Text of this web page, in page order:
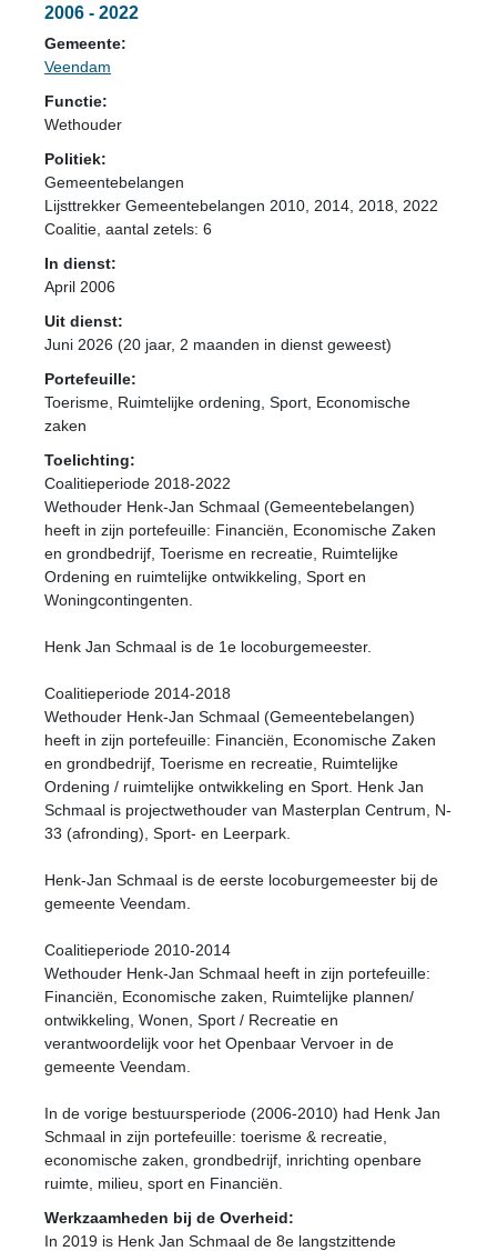
2006 - 2022
Gemeente:
Veendam
Functie:
Wethouder
Politiek:
Gemeentebelangen
Lijsttrekker Gemeentebelangen 2010, 2014, 2018, 2022
Coalitie , aantal zetels: 6
In dienst:
April 2006
Uit dienst:
Juni 2026 (20 jaar, 2 maanden in dienst geweest)
Portefeuille:
Toerisme, Ruimtelijke ordening, Sport, Economische
zaken
Toelichting:
Coalitieperiode 2018-2022
Wethouder Henk-Jan Schmaal (Gemeentebelangen)
heeft in zijn portefeuille: Financiën, Economische Zaken
en grondbedrijf, Toerisme en recreatie, Ruimtelijke
Ordening en ruimtelijke ontwikkeling, Sport en
Woningcontingenten.
Henk Jan Schmaal is de 1e locoburgemeester.
Coalitieperiode 2014-2018
Wethouder Henk-Jan Schmaal (Gemeentebelangen)
heeft in zijn portefeuille: Financiën, Economische Zaken
en grondbedrijf, Toerisme en recreatie, Ruimtelijke
Ordening / ruimtelijke ontwikkeling en Sport. Henk Jan
Schmaal is projectwethouder van Masterplan Centrum, N-
33 (afronding), Sport- en Leerpark.
Henk-Jan Schmaal is de eerste locoburgemeester bij de
gemeente Veendam.
Coalitieperiode 2010-2014
Wethouder Henk-Jan Schmaal heeft in zijn portefeuille:
Financiën, Economische zaken, Ruimtelijke plannen/
ontwikkeling, Wonen, Sport / Recreatie en
verantwoordelijk voor het Openbaar Vervoer in de
gemeente Veendam.
In de vorige bestuursperiode (2006-2010) had Henk Jan
Schmaal in zijn portefeuille: toerisme & recreatie,
economische zaken, grondbedrijf, inrichting openbare
ruimte, milieu, sport en Financiën.
Werkzaamheden bij de Overheid:
In 2019 is Henk Jan Schmaal de 8e langstzittende